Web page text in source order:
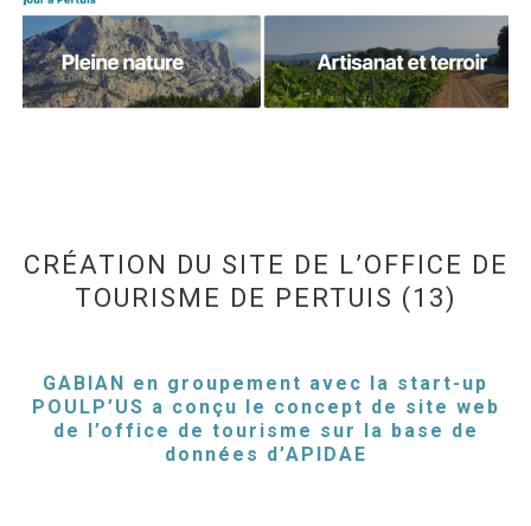
CRÉATION DU SITE DE L’OFFICE DE
TOURISME DE PERTUIS (13)
GABIAN en groupement avec la start-up
POULP’US a conçu le concept de site web
de l’office de tourisme sur la base de
données d’APIDAE